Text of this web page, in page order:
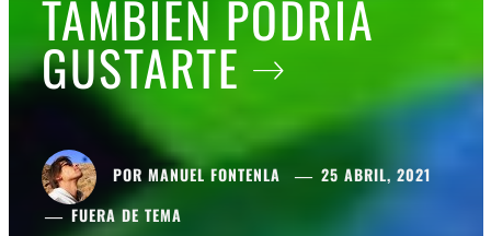
TAMBIÉN PODRÍA
GUSTARTE
POR MANUEL FONTENLA
25 ABRIL, 2021
FUERA DE TEMA